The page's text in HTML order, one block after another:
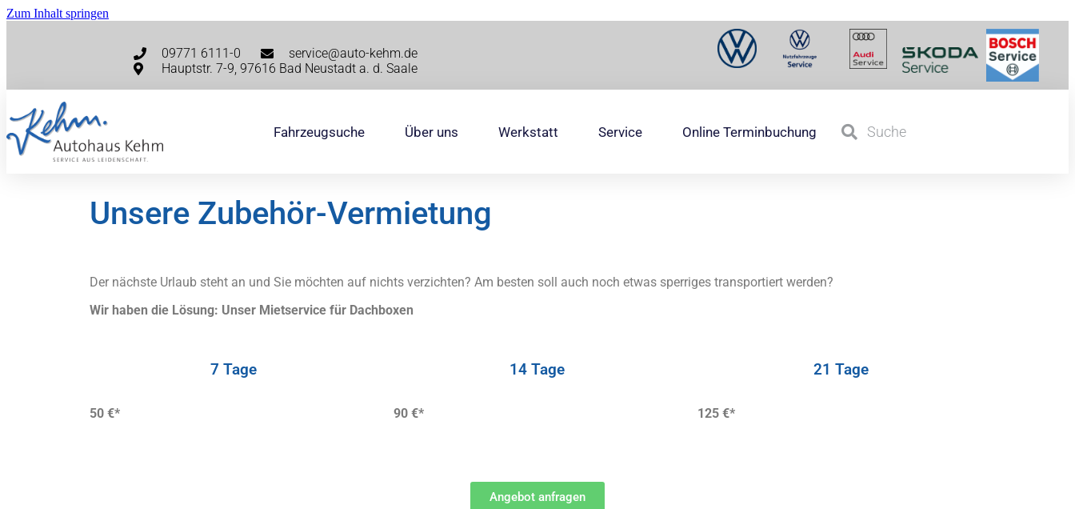
Zum Inhalt springen
09771 6111-0
service@auto-kehm.de
Hauptstr. 7-9, 97616 Bad Neustadt a. d. Saale
Fahrzeugsuche Über uns Werkstatt Service Online Terminbuchung
Unsere Zubehör-Vermietung
Der nächste Urlaub steht an und Sie möchten auf nichts verzichten? Am besten soll auch noch etwas sperriges transportiert werden?
Wir haben die Lösung: Unser Mietservice für Dachboxen
7 Tage
50 €*
14 Tage
90 €*
21 Tage
125 €*
Angebot anfragen